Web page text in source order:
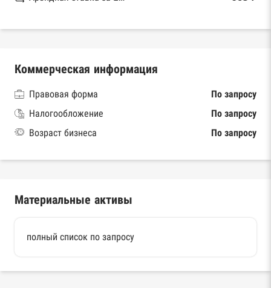
Коммерческая информация
Правовая форма
По запросу
Налогообложение
По запросу
Возраст бизнеса
По запросу
Материальные активы
полный список по запросу